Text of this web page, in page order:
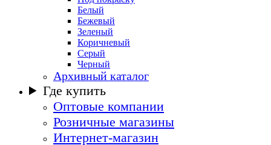
Белый
Бежевый
Зеленый
Коричневый
Серый
Черный
Архивный каталог
Где купить
Оптовые компании
Розничные магазины
Интернет-магазин